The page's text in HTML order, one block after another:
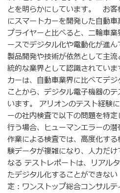
とを明らかにしています。 お客
にスマートカーを開発した自動
プライヤーと比べると、二輪車
ースでデジタル化や電動化が進
製品開発や技術が依然として主
統的な業界として認識されてい
カーは、自動車業界に比べてデ
ことから、デジタル電子機器の
います。 アリオンのテスト経験
ーの社内検査で以下の問題を特
行う場合、ヒューマンエラーの
作業による検査では、高度化す
験データが複雑になり、人力だ
なる テストレポートは、リアル
たデジタル化することができな
定：ワンストップ総合コンサル